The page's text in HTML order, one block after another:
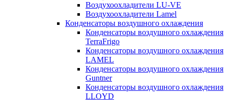
Воздухоохладители LU-VE
Воздухоохладители Lamel
Конденсаторы воздушного охлаждения
Конденсаторы воздушного охлаждения
TerraFrigo
Конденсаторы воздушного охлаждения
LAMEL
Конденсаторы воздушного охлаждения
Guntner
Конденсаторы воздушного охлаждения
LLOYD